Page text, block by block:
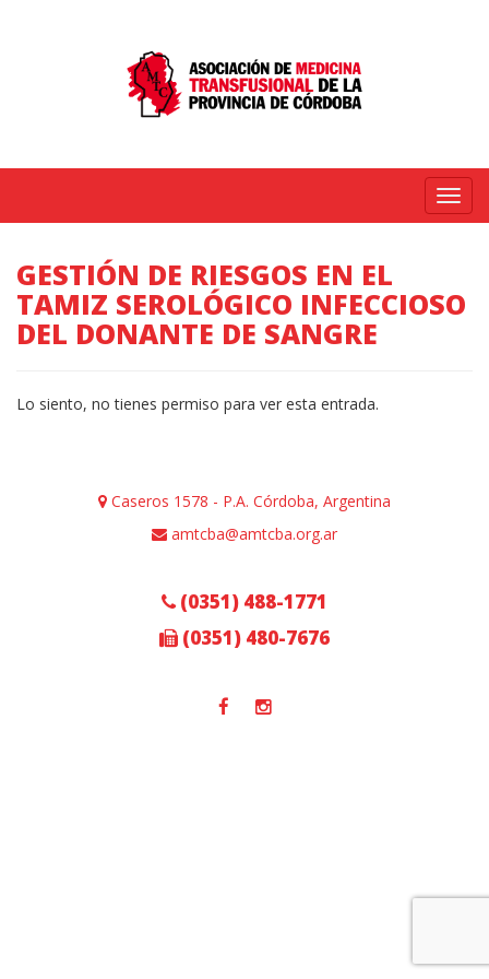
Menú
GESTIÓN DE RIESGOS EN EL
TAMIZ SEROLÓGICO INFECCIOSO
DEL DONANTE DE SANGRE
Lo siento, no tienes permiso para ver esta entrada.
Caseros 1578 - P.A. Córdoba, Argentina
amtcba@amtcba.org.ar
(0351) 488-1771
(0351) 480-7676